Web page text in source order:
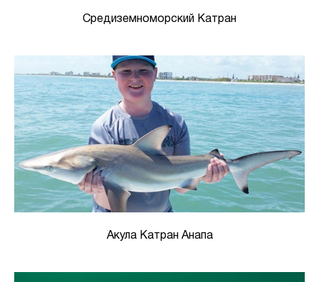
Средиземноморский Катран
Акула Катран Анапа